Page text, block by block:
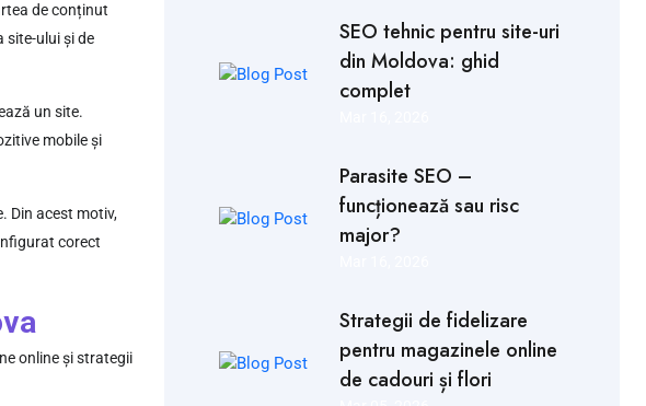
de conținut
site-ului și de
un site.
mobile și
Din acest motiv,
corect
online și strategii
SEO tehnic pentru site-uri
din Moldova: ghid
complet
Parasite SEO –
funcționează sau risc
major?
Strategii de fidelizare
pentru magazinele online
de cadouri și flori